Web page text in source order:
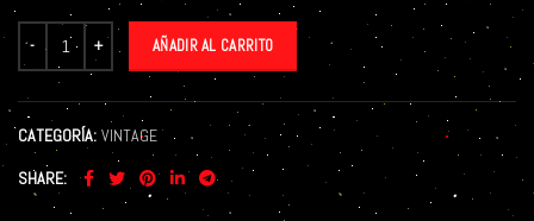
AÑADIR AL CARRITO
CATEGORÍA: VINTAGE
SHARE